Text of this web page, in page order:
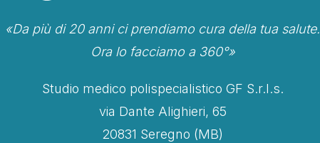
«Da più di 20 anni ci prendiamo cura della tua salute.
Ora lo facciamo a 360°»
Studio medico polispecialistico GF S.r.l.s.
via Dante Alighieri, 65
20831 Seregno (MB)